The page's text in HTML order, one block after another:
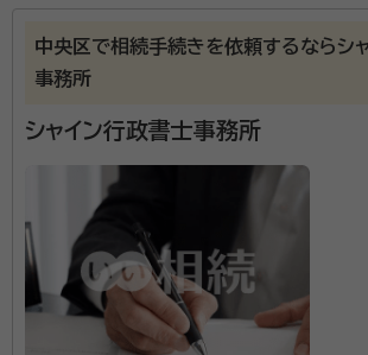
中島 進
代表、行政書士, 銀行業務検定 相続アド
経歴：
財団法人航空宇宙技術振興財団 (現社名:一
振興財団) 入社 独立行政法人宇宙航空研究開発機
ための解析、調整等。 弁護士・行政書士のダブルライセンスの師匠のもと
開発企業、芸能事務所（企業）での職務経験あり。
ェック・事実証明書類作成・公正証書化
専門としています。 相対する利益の調
に力を注いでおり、相続の分野は些細な
も発展することもありますが、予防法務
未然に防ぎ、ご遺族の平穏な相続を目指
関への対応として、銀行員が中心に受験
資格等： 行政書士, 銀行業務検定 相続アドバイ
大阪府行政書士会
中央区で相続手続きを依頼するならシ
事務所
シャイン行政書士事務所